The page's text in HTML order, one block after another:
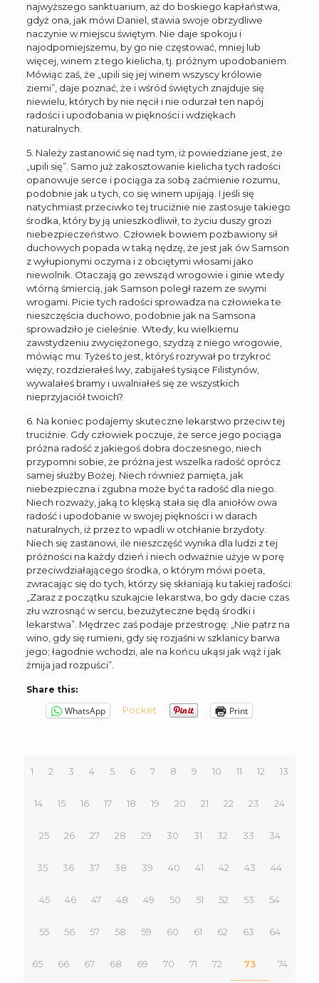
najwyższego sanktuarium, aż do boskiego kapłaństwa,
gdyż ona, jak mówi Daniel, stawia swoje obrzydliwe
naczynie w miejscu świętym. Nie daje spokoju i
najodpomiejszemu, by go nie częstować, mniej lub
więcej, winem z tego kielicha, tj. próżnym upodobaniem.
Mówiąc zaś, że „upili się jej winem wszyscy królowie
ziemi”, daje poznać, że i wśród świętych znajduje się
niewielu, których by nie nęcił i nie odurzał ten napój
radości i upodobania w piękności i wdziękach
naturalnych.
5. Należy zastanowić się nad tym, iż powiedziane jest, że
„upili się”. Samo już zakosztowanie kielicha tych radości
opanowuje serce i pociąga za sobą zaćmienie rozumu,
podobnie jak u tych, co się winem upijają. I jeśli się
natychmiast przeciwko tej truciźnie nie zastosuje takiego
środka, który by ją unieszkodliwił, to życiu duszy grozi
niebezpieczeństwo. Człowiek bowiem pozbawiony sił
duchowych popada w taką nędzę, że jest jak ów Samson
z wyłupionymi oczyma i z obciętymi włosami jako
niewolnik. Otaczają go zewsząd wrogowie i ginie wtedy
wtórną śmiercią, jak Samson poległ razem ze swymi
wrogami. Picie tych radości sprowadza na człowieka te
nieszczęścia duchowo, podobnie jak na Samsona
sprowadziło je cieleśnie. Wtedy, ku wielkiemu
zawstydzeniu zwyciężonego, szydzą z niego wrogowie,
mówiąc mu: Tyżeś to jest, któryś rozrywał po trzykroć
więzy, rozdzierałeś lwy, zabijałeś tysiące Filistynów,
wywalałeś bramy i uwalniałeś się ze wszystkich
nieprzyjaciół twoich?
6. Na koniec podajemy skuteczne lekarstwo przeciw tej
truciźnie. Gdy człowiek poczuje, że serce jego pociąga
próżna radość z jakiegoś dobra doczesnego, niech
przypomni sobie, że próżna jest wszelka radość oprócz
samej służby Bożej. Niech również pamięta, jak
niebezpieczna i zgubna może być ta radość dla niego.
Niech rozważy, jaką to klęską stała się dla aniołów owa
radość i upodobanie w swojej piękności i w darach
naturalnych, iż przez to wpadli w otchłanie brzydoty.
Niech się zastanowi, ile nieszczęść wynika dla ludzi z tej
próżności na każdy dzień i niech odważnie użyje w porę
przeciwdziałającego środka, o którym mówi poeta,
zwracając się do tych, którzy się skłaniają ku takiej radości:
„Zaraz z początku szukajcie lekarstwa, bo gdy dacie czas
złu wzrosnąć w sercu, bezużyteczne będą środki i
lekarstwa”. Mędrzec zaś podaje przestrogę: „Nie patrz na
wino, gdy się rumieni, gdy się rozjaśni w szklanicy barwa
jego; łagodnie wchodzi, ale na końcu ukąsi jak wąż i jak
żmija jad rozpuści”.
Share this:
WhatsApp Pocket Print
1 2 3 4 5 6 7 8 9 10 11 12 13
14 15 16 17 18 19 20 21 22 23 24
25 26 27 28 29 30 31 32 33 34
35 36 37 38 39 40 41 42 43 44
45 46 47 48 49 50 51 52 53 54
55 56 57 58 59 60 61 62 63 64
65 66 67 68 69 70 71 72 73 74